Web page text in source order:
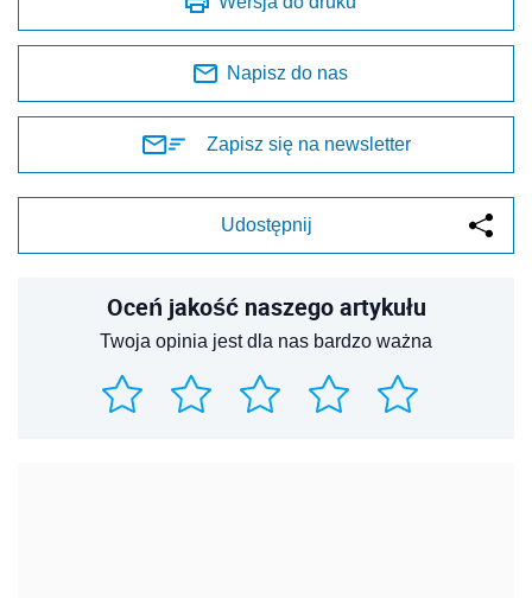
Napisz do nas
Zapisz się na newsletter
Udostępnij
Oceń jakość naszego artykułu
Twoja opinia jest dla nas bardzo ważna